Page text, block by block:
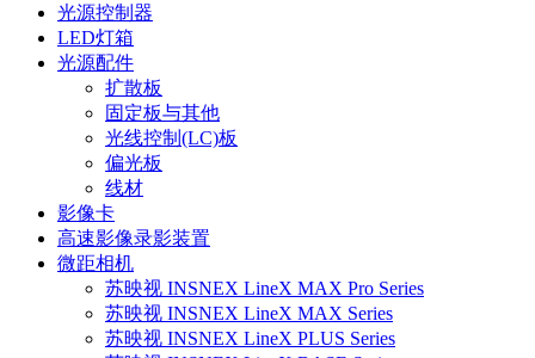
光源控制器
LED灯箱
光源配件
扩散板
固定板与其他
光线控制(LC)板
偏光板
线材
影像卡
高速影像录影装置
微距相机
苏映视 INSNEX LineX MAX Pro Series
苏映视 INSNEX LineX MAX Series
苏映视 INSNEX LineX PLUS Series